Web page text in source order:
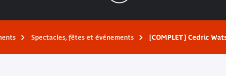
Spectacles, fêtes et événements [COMPLET] Cedric